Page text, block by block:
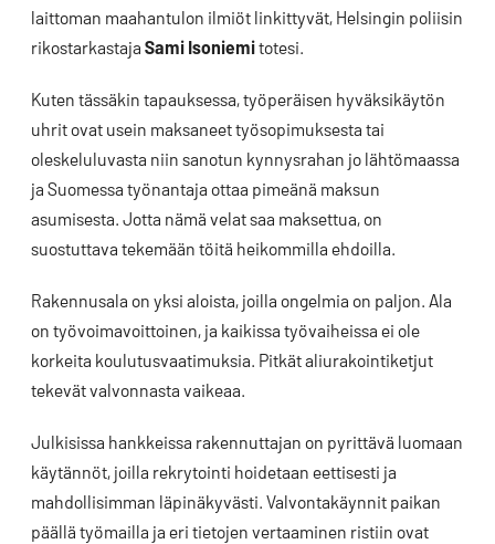
laittoman maahantulon ilmiöt linkittyvät, Helsingin poliisin
rikostarkastaja Sami Isoniemitotesi.
Kuten tässäkin tapauksessa, työperäisen hyväksikäytön
uhrit ovat usein maksaneet työsopimuksesta tai
oleskeluluvasta niin sanotun kynnysrahan jo lähtömaassa
ja Suomessa työnantaja ottaa pimeänä maksun
asumisesta. Jotta nämä velat saa maksettua, on
suostuttava tekemään töitä heikommilla ehdoilla.
Rakennusala on yksi aloista, joilla ongelmia on paljon. Ala
on työvoimavoittoinen, ja kaikissa työvaiheissa ei ole
korkeita koulutusvaatimuksia. Pitkät aliurakointiketjut
tekevät valvonnasta vaikeaa.
Julkisissa hankkeissa rakennuttajan on pyrittävä luomaan
käytännöt, joilla rekrytointi hoidetaan eettisesti ja
mahdollisimman läpinäkyvästi. Valvontakäynnit paikan
päällä työmailla ja eri tietojen vertaaminen ristiin ovat